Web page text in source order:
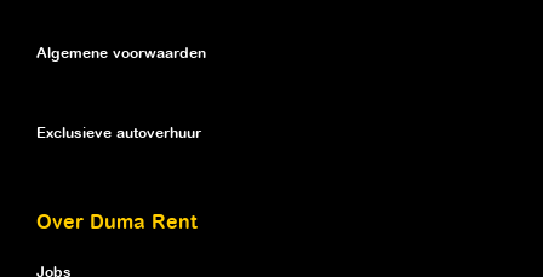
Algemene voorwaarden
Exclusieve autoverhuur
Over Duma Rent
Jobs